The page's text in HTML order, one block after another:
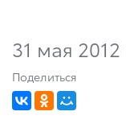
31 мая 2012
Поделиться